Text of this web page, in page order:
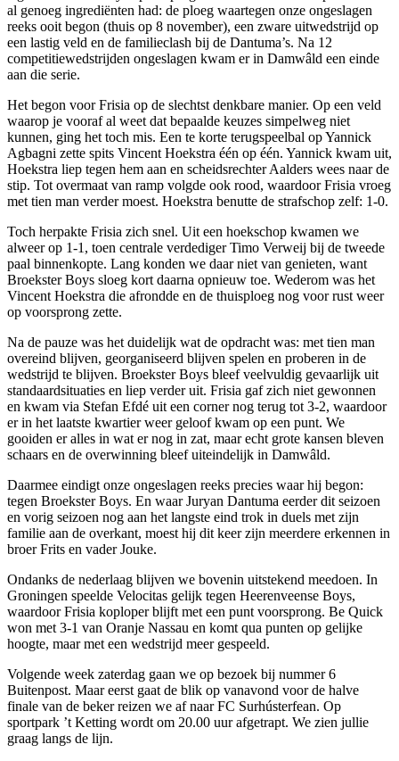
al genoeg ingrediënten had: de ploeg waartegen onze ongeslagen
reeks ooit begon (thuis op 8 november), een zware uitwedstrijd op
een lastig veld en de familieclash bij de Dantuma’s. Na 12
competitiewedstrijden ongeslagen kwam er in Damwâld een einde
aan die serie.
Het begon voor Frisia op de slechtst denkbare manier. Op een veld
waarop je vooraf al weet dat bepaalde keuzes simpelweg niet
kunnen, ging het toch mis. Een te korte terugspeelbal op Yannick
Agbagni zette spits Vincent Hoekstra één op één. Yannick kwam uit,
Hoekstra liep tegen hem aan en scheidsrechter Aalders wees naar de
stip. Tot overmaat van ramp volgde ook rood, waardoor Frisia vroeg
met tien man verder moest. Hoekstra benutte de strafschop zelf: 1-0.
Toch herpakte Frisia zich snel. Uit een hoekschop kwamen we
alweer op 1-1, toen centrale verdediger Timo Verweij bij de tweede
paal binnenkopte. Lang konden we daar niet van genieten, want
Broekster Boys sloeg kort daarna opnieuw toe. Wederom was het
Vincent Hoekstra die afrondde en de thuisploeg nog voor rust weer
op voorsprong zette.
Na de pauze was het duidelijk wat de opdracht was: met tien man
overeind blijven, georganiseerd blijven spelen en proberen in de
wedstrijd te blijven. Broekster Boys bleef veelvuldig gevaarlijk uit
standaardsituaties en liep verder uit. Frisia gaf zich niet gewonnen
en kwam via Stefan Efdé uit een corner nog terug tot 3-2, waardoor
er in het laatste kwartier weer geloof kwam op een punt. We
gooiden er alles in wat er nog in zat, maar echt grote kansen bleven
schaars en de overwinning bleef uiteindelijk in Damwâld.
Daarmee eindigt onze ongeslagen reeks precies waar hij begon:
tegen Broekster Boys. En waar Juryan Dantuma eerder dit seizoen
en vorig seizoen nog aan het langste eind trok in duels met zijn
familie aan de overkant, moest hij dit keer zijn meerdere erkennen in
broer Frits en vader Jouke.
Ondanks de nederlaag blijven we bovenin uitstekend meedoen. In
Groningen speelde Velocitas gelijk tegen Heerenveense Boys,
waardoor Frisia koploper blijft met een punt voorsprong. Be Quick
won met 3-1 van Oranje Nassau en komt qua punten op gelijke
hoogte, maar met een wedstrijd meer gespeeld.
Volgende week zaterdag gaan we op bezoek bij nummer 6
Buitenpost. Maar eerst gaat de blik op vanavond voor de halve
finale van de beker reizen we af naar FC Surhústerfean. Op
sportpark ’t Ketting wordt om 20.00 uur afgetrapt. We zien jullie
graag langs de lijn.